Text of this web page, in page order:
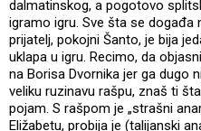
dalmatinskog, a pogotovo
igramo igru. Sve šta se događa
prijatelj, pokojni Šanto, je bija
uklapa u igru. Recimo, da
na Borisa Dvornika jer ga dugo
veliku ruzinavu rašpu, znaš ti
pojam. S rašpom je „strašni
Eližabetu, probija je (talijanski